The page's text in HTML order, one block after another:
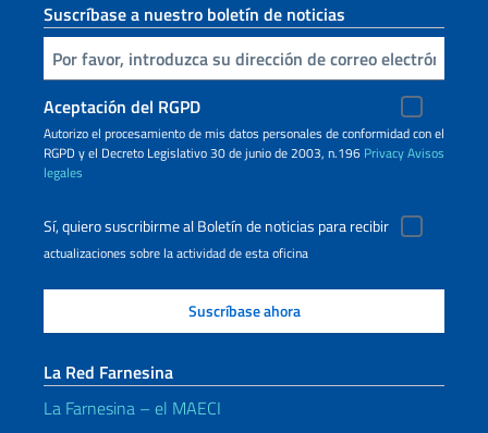
Suscríbase a nuestro boletín de noticias
Inserta tu correo electronico
Aceptación del RGPD
Autorizo ​​el procesamiento de mis datos personales de conformidad con el
RGPD y el Decreto Legislativo 30 de junio de 2003, n.196 PrivacyAvisos
legales
Sí, quiero suscribirme al Boletín de noticias para recibir
actualizaciones sobre la actividad de esta oficina
La Red Farnesina
La Farnesina – el MAECI